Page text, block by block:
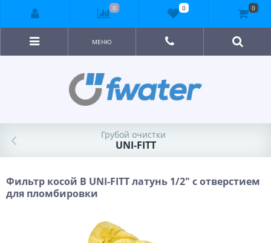
МЕНЮ
Грубой очистки
UNI-FITT
Фильтр косой В UNI-FITT латунь 1/2" с отверстием
для пломбировки
0 0 0